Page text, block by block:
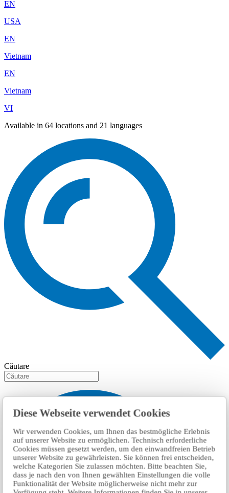
Diese Webseite verwendet Cookies
Wir verwenden Cookies, um Ihnen das bestmögliche Erlebnis
auf unserer Website zu ermöglichen. Technisch erforderliche
Cookies müssen gesetzt werden, um den einwandfreien Betrieb
unserer Website zu gewährleisten. Sie können frei entscheiden,
welche Kategorien Sie zulassen möchten. Bitte beachten Sie,
dass je nach den von Ihnen gewählten Einstellungen die volle
Funktionalität der Website möglicherweise nicht mehr zur
EN
USA
EN
Vietnam
EN
Vietnam
VI
Available in 64 locations and 21 languages
Căutare